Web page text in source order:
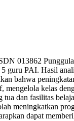
013862
guru PAI. Hasil
bahwa
kelas
dan fasilitas
meningkatkan
dapat